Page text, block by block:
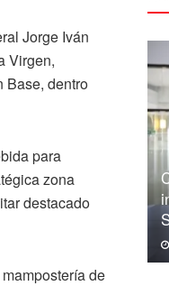
Jorge Iván
Virgen,
Base, dentro
para
zona
destacado
de